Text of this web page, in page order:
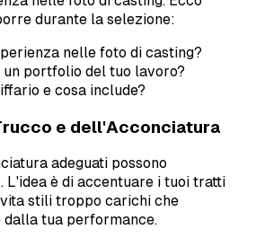
durante la selezione:
nelle foto di casting?
portfolio del tuo lavoro?
e cosa include?
e dell'Acconciatura
adeguati possono
L'idea è di accentuare i tuoi tratti
stili troppo carichi che
tua performance.